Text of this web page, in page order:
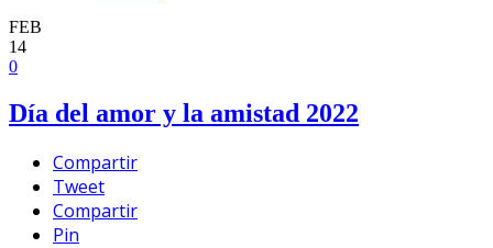
FEB
14
0
Día del amor y la amistad 2022
Compartir
Tweet
Compartir
Pin